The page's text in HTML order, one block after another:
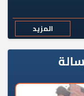
المزيد